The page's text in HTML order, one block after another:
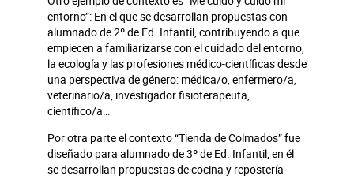
entorno”: En el que se desarrollan propuestas con
alumnado de 2º de Ed. Infantil, contribuyendo a que
empiecen a familiarizarse con el cuidado del entorno,
la ecología y las profesiones médico-científicas desde
una perspectiva de género: médica/o, enfermero/a,
veterinario/a, investigador fisioterapeuta,
científico/a…
Por otra parte el contexto “Tienda de Colmados” fue
diseñado para alumnado de 3º de Ed. Infantil, en él
se desarrollan propuestas de cocina y repostería